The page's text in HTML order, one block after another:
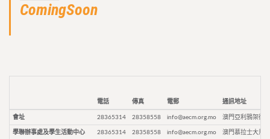
ComingSoon
電話 傳真 電郵 通訊地址
會址 28365314 28358558 info@aecm.org.mo 澳門亞利鴉架街9
學聯辦事處及學生活動中心 28365314 28358558 info@aecm.org.mo 澳門慕拉士大馬